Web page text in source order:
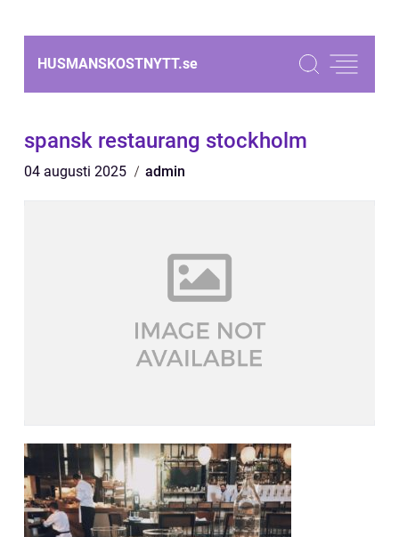
HUSMANSKOSTNYTT.se
spansk restaurang stockholm
04 augusti 2025 admin